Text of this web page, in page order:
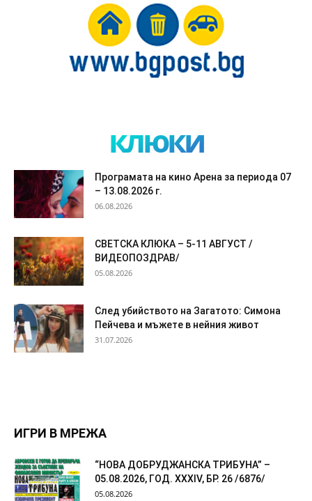
клюки
Програмата на кино Арена за периода 07
– 13.08.2026 г.
06.08.2026
СВЕТСКА КЛЮКА – 5-11 АВГУСТ /
ВИДЕОПОЗДРАВ/
05.08.2026
След убийството на Загатото: Симона
Пейчева и мъжете в нейния живот
31.07.2026
ИГРИ В МРЕЖА
“НОВА ДОБРУДЖАНСКА ТРИБУНА” –
05.08.2026, ГОД. XXХIV, БР. 26 /6876/
05.08.2026